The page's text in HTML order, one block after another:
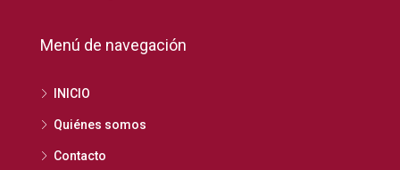
Menú de navegación
INICIO
Quiénes somos
Contacto